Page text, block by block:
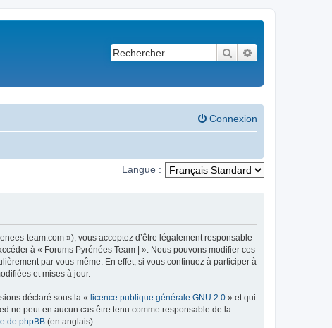
Rechercher
Connexion
Langue :
team.com »), vous acceptez d’être légalement responsable
à « Forums Pyrénées Team | ». Nous pouvons modifier ces
par vous-même. En effet, si vous continuez à participer à
et mises à jour.
déclaré sous la « licence publique générale GNU 2.0 » et qui
ne peut en aucun cas être tenu comme responsable de la
de phpBB (en anglais).